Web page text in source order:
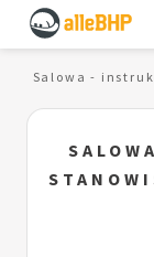
Salowa -